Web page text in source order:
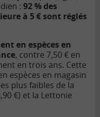
: 92 % des
à 5 € sont réglés
en espèces en
, contre 7,50 € en
en trois ans. Cette
espèces en magasin
plus faibles de la
€) et la Lettonie